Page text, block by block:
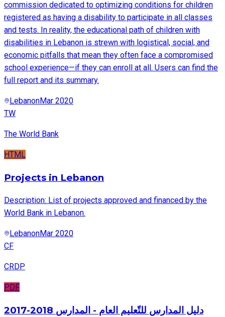
commission dedicated to optimizing conditions for children
registered as having a disability to participate in all classes
and tests. In reality, the educational path of children with
disabilities in Lebanon is strewn with logistical, social, and
economic pitfalls that mean they often face a compromised
school experience—if they can enroll at all. Users can find the
full report and its summary.
LebanonMar 2020
TW
The World Bank
HTML
Projects in Lebanon
Description: List of projects approved and financed by the
World Bank in Lebanon.
LebanonMar 2020
CF
CRDP
PDF
2017-2018 دليل المدارس للتّعليم العام - المدارس